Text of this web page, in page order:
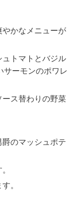
やかなメニューが
ュトマトとバジル
サーモンのポワレ
ス替わりの野菜
のマッシュポテ
。